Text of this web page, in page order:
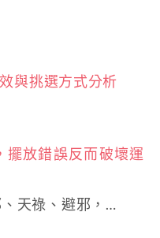
與挑選方式分析
擺放錯誤反而破壞運
天祿、避邪，…